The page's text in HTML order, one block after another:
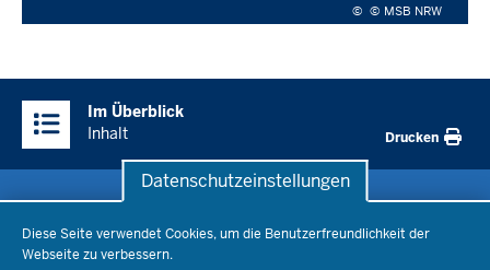
Datenschutzeinstellungen
Diese Seite verwendet Cookies, um die Benutzerfreundlichkeit der
Webseite zu verbessern.
© © MSB NRW
Inhalte
Im Überblick
Inhalt
Drucken